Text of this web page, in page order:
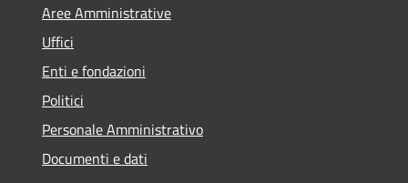
Aree Amministrative
Uffici
Enti e fondazioni
Politici
Personale Amministrativo
Documenti e dati